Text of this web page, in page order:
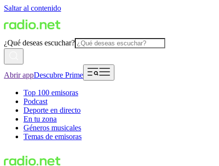
Saltar al contenido
¿Qué deseas escuchar?
Abrir appDescubre Prime
Top 100 emisoras
Podcast
Deporte en directo
En tu zona
Géneros musicales
Temas de emisoras